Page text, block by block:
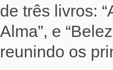
de três livros:
Alma”, e
reunindo os